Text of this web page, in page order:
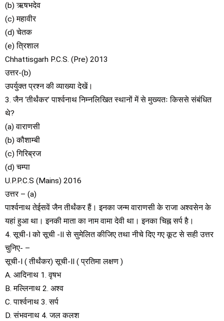
(b) ऋषभदेव
(c) महावीर
(d) चेतक
(e) त्रिशाल
Chhattisgarh P.C.S. (Pre) 2013
उत्तर-(b)
उपर्युक्त प्रश्न की व्याख्या देखें।
3. जैन ‘तीर्थंकर’ पार्श्वनाथ निम्नलिखित स्थानों में से मुख्यतः किससे संबंधित
थे?
(a) वाराणसी
(b) कौशाम्बी
(c) गिरिब्रज
(d) चम्पा
U.P.P.C.S (Mains) 2016
उत्तर – (a)
पार्श्वनाथ तेईसवें जैन तीर्थंकर हैं। इनका जन्म वाराणसी के राजा अश्वसेन के
यहां हुआ था। इनकी माता का नाम वामा देवी था। इनका चिह्न सर्प है।
4. सूची-I को सूची -II से सुमेलित कीजिए तथा नीचे दिए गए कूट से सही उत्तर
चुनिए- –
सूची-I ( तीर्थंकर) सूची-II ( प्रतिमा लक्षण )
A. आदिनाथ 1. वृषभ
B. मल्लिनाथ 2. अश्व
C. पार्श्वनाथ 3. सर्प
D. संभवनाथ 4. जल कलश